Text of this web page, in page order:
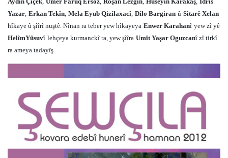
Yazar, Erkan Tekîn, Mela Eyub Qizilaxacî, Dilo Bargiran û Sitarê Xelan
hîkaye û şîîrî nuştê. Nînan ra teber yew hîkayeya Enwer Karahanî yew zî yê
HelîmYûsuvî lehçeya kurmanckî ra, yew şîîra Umît Yaşar Oguzcanî zî tirkî
ra ameya tadayîş.